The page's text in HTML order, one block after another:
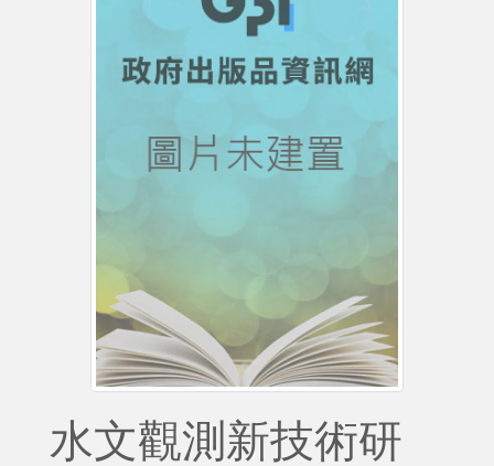
水文觀測新技術研